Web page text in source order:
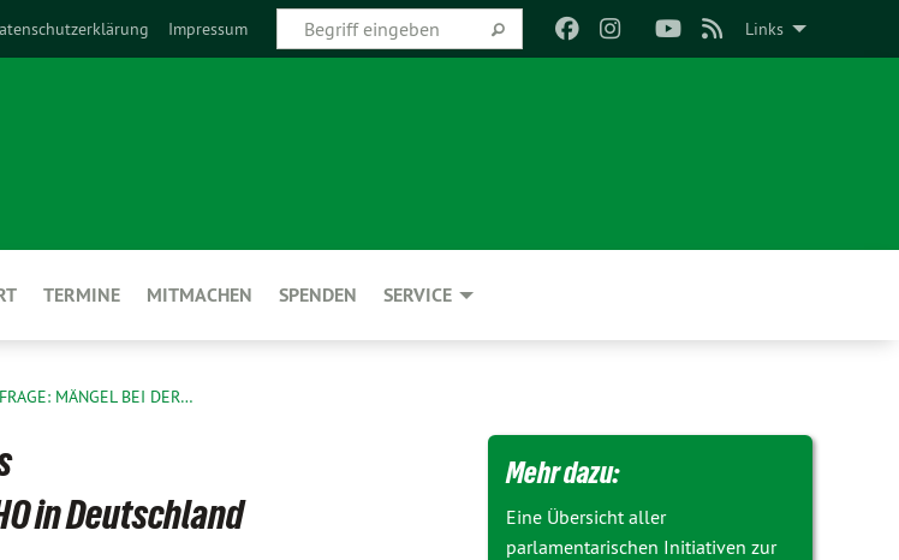
Links
Impressum
TERMINE MITMACHEN SPENDEN SERVICE
MÄNGEL BEI DER…
in Deutschland
Mehr dazu:
Eine Übersicht aller
parlamentarischen Initiativen zur